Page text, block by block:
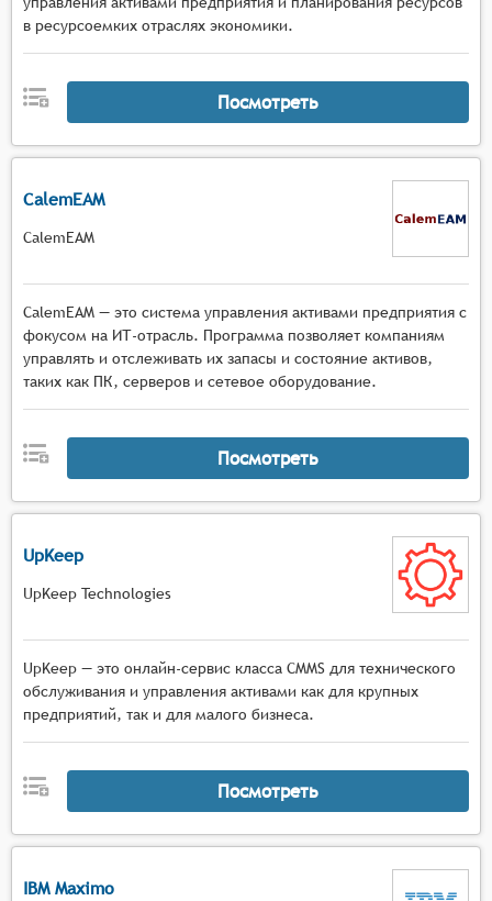
обслуживанию, таких как осмотры, ремонт и
модернизация;
Управлять ресурсами (персоналом и ЗИП) и
распределять их на операции технического
расходах на техническое обслуживание и
производительности механиков (техников);
Обеспечивать соответствие активов
Обеспечивать мобильный дружественный
интерфейс или мобильные приложения для
техников обслуживания на местах.
в ресурсоемких отраслях экономики.
Посмотреть
CalemEAM
CalemEAM
CalemEAM — это система управления активами предприятия с
фокусом на ИТ-отрасль. Программа позволяет компаниям
управлять и отслеживать их запасы и состояние активов,
таких как ПК, серверов и сетевое оборудование.
Посмотреть
UpKeep
UpKeep Technologies
UpKeep — это онлайн-сервис класса CMMS для технического
обслуживания и управления активами как для крупных
предприятий, так и для малого бизнеса.
Посмотреть
IBM Maximo